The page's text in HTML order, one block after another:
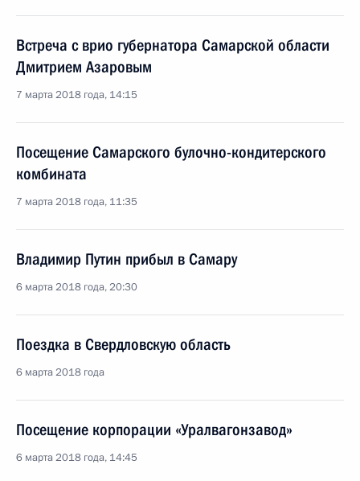
Встреча с врио губернатора Самарской области
Дмитрием Азаровым
7 марта 2018 года, 14:15
Посещение Самарского булочно-кондитерского
комбината
7 марта 2018 года, 11:35
Владимир Путин прибыл в Самару
6 марта 2018 года, 20:30
Поездка в Свердловскую область
6 марта 2018 года
Посещение корпорации «Уралвагонзавод»
6 марта 2018 года, 14:45